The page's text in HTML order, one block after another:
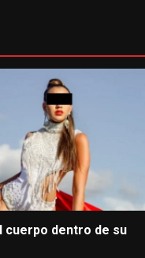
cuerpo dentro de su